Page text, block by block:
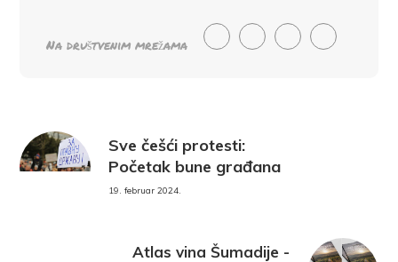
Na društvenim mrežama
Sve češći protesti:
Početak bune građana
19. februar 2024.
Atlas vina Šumadije -